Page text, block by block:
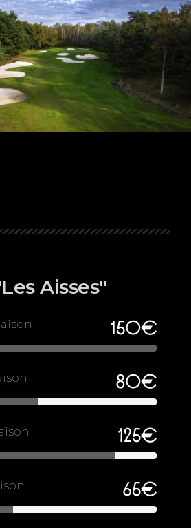
Aisses"
150€
80€
125€
65€